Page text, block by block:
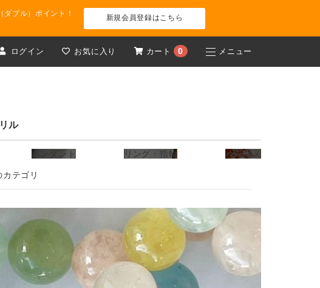
ブル）ポイント！
新規会員登録はこちら
ログイン お気に入り カート 0 メニュー
ル
ペンダント リング・指輪 オススメ
テゴリ